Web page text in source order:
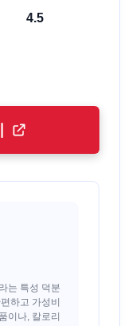
4.5
는 특성 덕분
하고 가성비
이나, 칼로리